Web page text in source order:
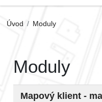
Úvod Moduly
Moduly
Mapový klient -